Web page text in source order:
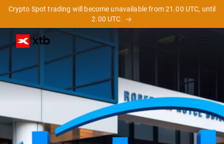
Crypto Spot trading will become unavailable from 21.00 UTC, until
2.00 UTC.